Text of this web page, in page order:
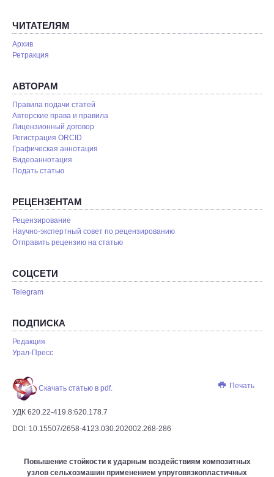
ЧИТАТЕЛЯМ
Архив
Ретракция
АВТОРАМ
Правила подачи статей
Авторские права и правила
Лицензионный договор
Регистрация ORCID
Графическая аннотация
Видеоаннотация
Подать статью
РЕЦЕНЗЕНТАМ
Рецензирование
Научно-экспертный совет по рецензированию
Отправить рецензию на статью
СОЦСЕТИ
Telegram
ПОДПИСКА
Редакция
Урал-Пресс
Печать
Скачать статью в pdf.
УДК 620.22-419.8:620.178.7
DOI: 10.15507/2658-4123.030.202002.268-286
Повышение стойкости к ударным воздействиям композитных
узлов сельхозмашин применением упруговязкопластичных